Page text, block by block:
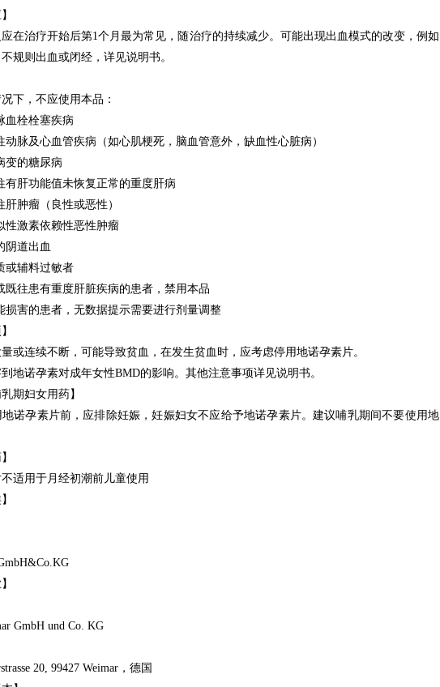
在治疗开始后第1个月最为常见，随治疗的持续减少。可能出现出血模式的改变，例如
规则出血或闭经，详见说明书。
下，不应使用本品：
血栓栓塞疾病
动脉及心血管疾病（如心肌梗死，脑血管意外，缺血性心脏病）
变的糖尿病
有肝功能值未恢复正常的重度肝病
肝肿瘤（良性或恶性）
性激素依赖性恶性肿瘤
阴道出血
或辅料过敏者
既往患有重度肝脏疾病的患者，禁用本品
损害的患者，无数据提示需要进行剂量调整
或连续不断，可能导致贫血，在发生贫血时，应考虑停用地诺孕素片。
地诺孕素对成年女性BMD的影响。其他注意事项详见说明书。
期妇女用药】
诺孕素片前，应排除妊娠，妊娠妇女不应给予地诺孕素片。建议哺乳期间不要使用地
适用于月经初潮前儿童使用
GmbH und Co. KG
20, 99427 Weimar，德国